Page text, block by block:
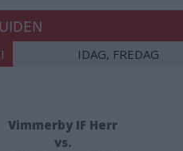
IDAG, FREDAG
Vimmerby IF Herr
vs.